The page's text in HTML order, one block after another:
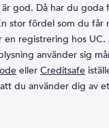
god. Då har du
stor fördel som du får
en registrering hos UC.
använder sig
eller Creditsafe
du använder dig av